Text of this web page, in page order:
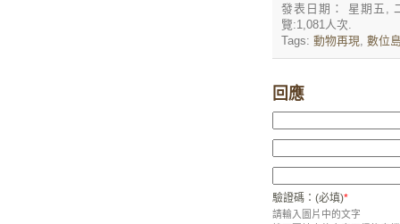
發表日期： 星期五,
覽:1,081 人次.
Tags: 動物再現 數位
回應
驗證碼：(必填)*
請輸入圖片中的文字